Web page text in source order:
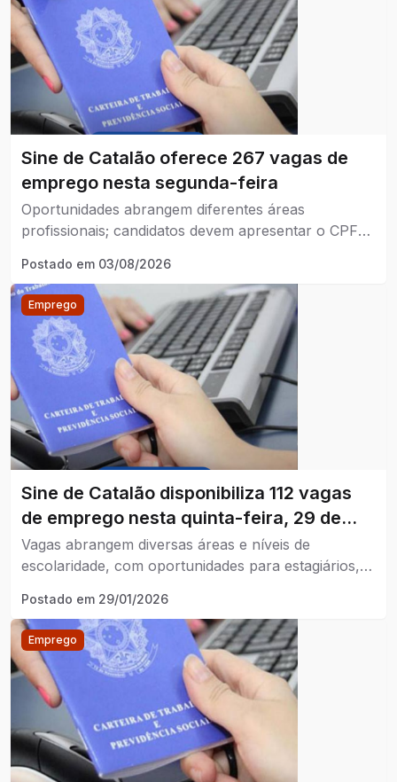
Sine de Catalão oferece 267 vagas de
emprego nesta segunda-feira
Oportunidades abrangem diferentes áreas
profissionais; candidatos devem apresentar o CPF
Postado em 03/08/2026
Emprego
Sine de Catalão disponibiliza 112 vagas
de emprego nesta quinta-feira, 29 de
janeiro de 2026
Vagas abrangem diversas áreas e níveis de
escolaridade, com oportunidades para estagiários,
Postado em 29/01/2026
Emprego